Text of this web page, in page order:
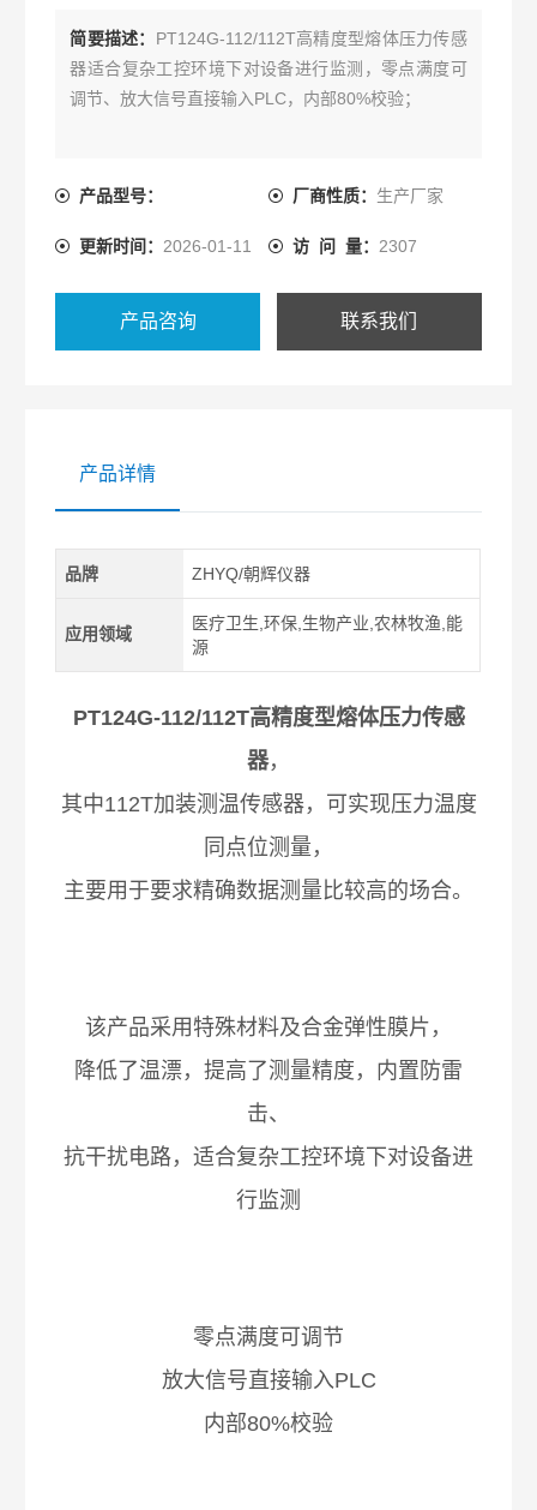
简要描述： PT124G-112/112T高精度型熔体压力传感
器适合复杂工控环境下对设备进行监测，零点满度可
调节、放大信号直接输入PLC，内部80%校验；
产品型号： 厂商性质： 生产厂家
更新时间： 2026-01-11 访 问 量： 2307
产品咨询 联系我们
产品详情
品牌 ZHYQ/朝辉仪器
应用领域
医疗卫生,环保,生物产业,农林牧渔,能
源
PT124G-112/112T高精度型熔体压力传感
器，
其中112T加装测温传感器，可实现压力温度
同点位测量，
主要用于要求精确数据测量比较高的场合。
该产品采用特殊材料及合金弹性膜片，
降低了温漂，提高了测量精度，内置防雷
击、
抗干扰电路，适合复杂工控环境下对设备进
行监测
零点满度可调节
放大信号直接输入PLC
内部80%校验